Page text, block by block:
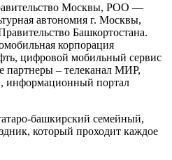
Москвы, РОО —
автономия г. Москвы,
Башкортостана.
корпорация
цифровой мобильный сервис
– телеканал МИР,
информационный портал
башкирский семейный,
который проходит каждое